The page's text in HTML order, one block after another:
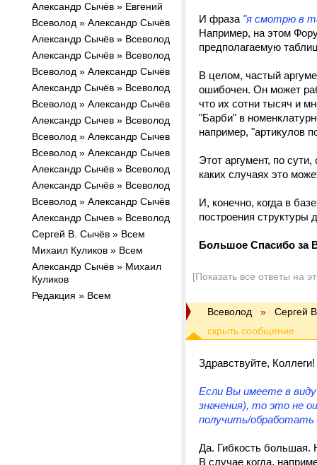
Александр Сычёв » Евгений
Всеволод » Александр Сычёв
Александр Сычёв » Всеволод
Александр Сычёв » Всеволод
Всеволод » Александр Сычёв
Александр Сычёв » Всеволод
Всеволод » Александр Сычёв
Александр Сычев » Всеволод
Всеволод » Александр Сычев
Всеволод » Александр Сычев
Александр Сычёв » Всеволод
Александр Сычёв » Всеволод
Всеволод » Александр Сычёв
Александр Сычев » Всеволод
Сергей В. Сычёв » Всем
Михаил Куликов » Всем
Александр Сычёв » Михаил
Куликов
Редакция » Всем
И фраза "я смотрю в
Например, на этом
предполагаемую
В целом, частый
ошибочен. Он может
что их сотни тысяч и
"Барби" в
например, "артикулов
Этот аргумент, по
каких случаях это
И, конечно, когда в
построения структуры
Большое Спасибо за
[Показать все ответы на
Всеволод » Сергей
Здравствуйте, Коллеги!
Если Вы имеете в виду
значения), то это не
получить/обработать
Да. Гибкость большая.
В случае когда,